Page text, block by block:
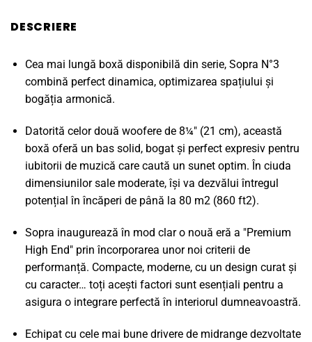
DESCRIERE
Cea mai lungă boxă disponibilă din serie, Sopra N°3
combină perfect dinamica, optimizarea spațiului și
bogăția armonică.
Datorită celor două woofere de 8¼″ (21 cm), această
boxă oferă un bas solid, bogat și perfect expresiv pentru
iubitorii de muzică care caută un sunet optim. În ciuda
dimensiunilor sale moderate, își va dezvălui întregul
potențial în încăperi de până la 80 m2 (860 ft2).
Sopra inaugurează în mod clar o nouă eră a "Premium
High End" prin încorporarea unor noi criterii de
performanță. Compacte, moderne, cu un design curat și
cu caracter… toți acești factori sunt esențiali pentru a
asigura o integrare perfectă în interiorul dumneavoastră.
Echipat cu cele mai bune drivere de midrange dezvoltate